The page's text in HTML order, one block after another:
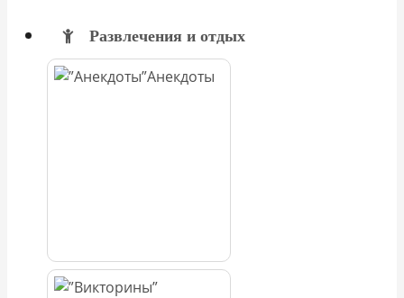
Развлечения и отдых
Анекдоты